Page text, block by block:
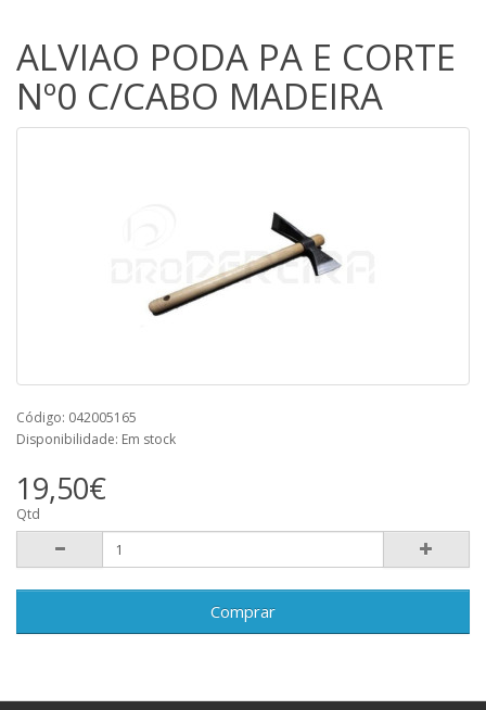
ALVIAO PODA PA E CORTE
Nº0 C/CABO MADEIRA
Código: 042005165
Disponibilidade: Em stock
19,50€
Qtd
Comprar